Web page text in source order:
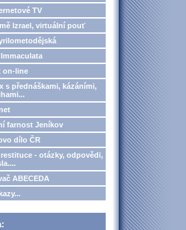
TV
Izrael, virtuální pouť
on-line
s přednáškami, kázáními,
farnost Jeníkov
dílo ČR
- otázky, odpovědi,
ABECEDA